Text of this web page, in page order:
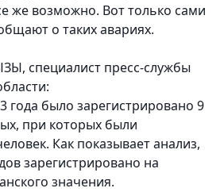
же возможно. Вот только сами
о таких авариях.
специалист пресс-службы
года было зарегистрировано 9
при которых были
Как показывает анализ,
зарегистрировано на
значения.